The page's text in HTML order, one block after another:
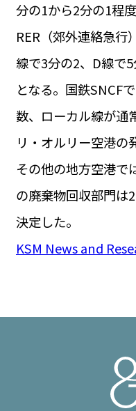
分の1から2分の1程
RER（郊外連絡急行
線で3分の2、D線で
となる。国鉄SNCF
数、ローカル線が通
リ・オルリー空港の
その他の地方空港で
の廃棄物回収部門は
決定した。
KSM News and